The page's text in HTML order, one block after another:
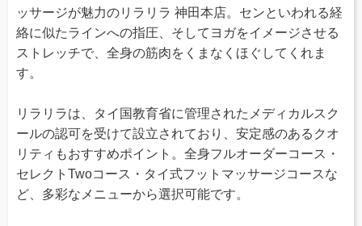
ッサージが魅力のリラリラ 神田本店。センといわれる経
絡に似たラインへの指圧、そしてヨガをイメージさせる
ストレッチで、全身の筋肉をくまなくほぐしてくれま
す。
リラリラは、タイ国教育省に管理されたメディカルスク
ールの認可を受けて設立されており、安定感のあるクオ
リティもおすすめポイント。全身フルオーダーコース・
セレクトTwoコース・タイ式フットマッサージコースな
ど、多彩なメニューから選択可能です。